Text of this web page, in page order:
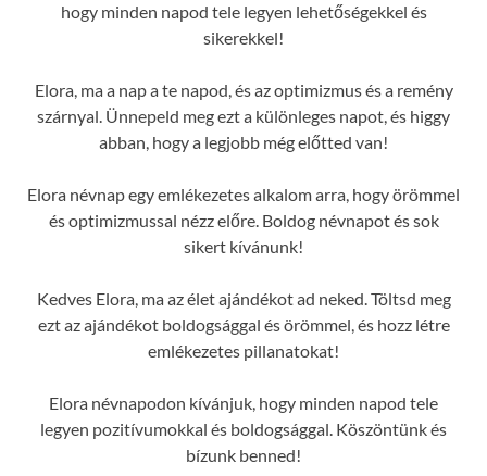
hogy minden napod tele legyen lehetőségekkel és
sikerekkel!
Elora, ma a nap a te napod, és az optimizmus és a remény
szárnyal. Ünnepeld meg ezt a különleges napot, és higgy
abban, hogy a legjobb még előtted van!
Elora névnap egy emlékezetes alkalom arra, hogy örömmel
és optimizmussal nézz előre. Boldog névnapot és sok
sikert kívánunk!
Kedves Elora, ma az élet ajándékot ad neked. Töltsd meg
ezt az ajándékot boldogsággal és örömmel, és hozz létre
emlékezetes pillanatokat!
Elora névnapodon kívánjuk, hogy minden napod tele
legyen pozitívumokkal és boldogsággal. Köszöntünk és
bízunk benned!